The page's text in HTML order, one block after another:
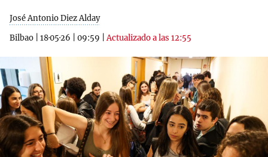
José Antonio Diez Alday
Bilbao
18·05·26 09:59 |Actualizado a las 12:55